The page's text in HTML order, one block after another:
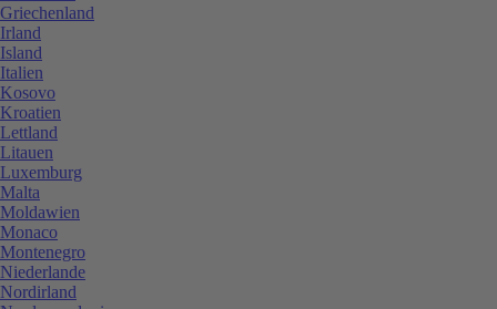
Griechenland
Irland
Island
Italien
Kosovo
Kroatien
Lettland
Litauen
Luxemburg
Malta
Moldawien
Monaco
Montenegro
Niederlande
Nordirland